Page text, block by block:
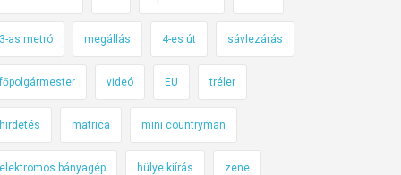
3-as metró megállás 4-es út sávlezárás
főpolgármester videó EU tréler
hirdetés matrica mini countryman
elektromos bányagép hülye kiírás zene